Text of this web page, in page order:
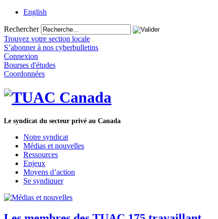
English
Rechercher
Trouvez votre section locale
S’abonner à nos cyberbulletins
Connexion
Bourses d'études
Coordonnées
Le syndicat du secteur privé au Canada
Notre syndicat
Médias et nouvelles
Ressources
Enjeux
Moyens d’action
Se syndiquer